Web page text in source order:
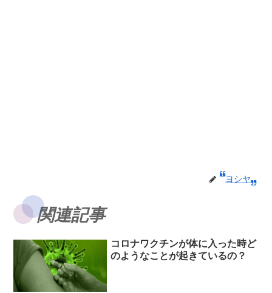
ヨシヤ
関連記事
コロナワクチンが体に入った時ど
のようなことが起きているの？